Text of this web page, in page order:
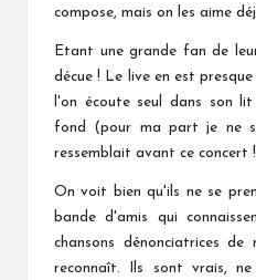
compose, mais on les aime
Etant une grande fan de
décue ! Le live en est
l'on écoute seul dans son
fond (pour ma part je ne
ressemblait avant ce concert
On voit bien qu'ils ne se
bande d'amis qui
chansons dénonciatrices
reconnaît. Ils sont vrais,